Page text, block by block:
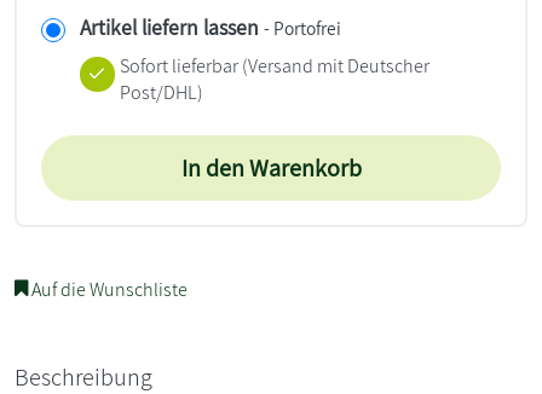
Artikel liefern lassen - Portofrei
Sofort lieferbar(Versand mit Deutscher
Post/DHL)
In den Warenkorb
Auf die Wunschliste
Beschreibung